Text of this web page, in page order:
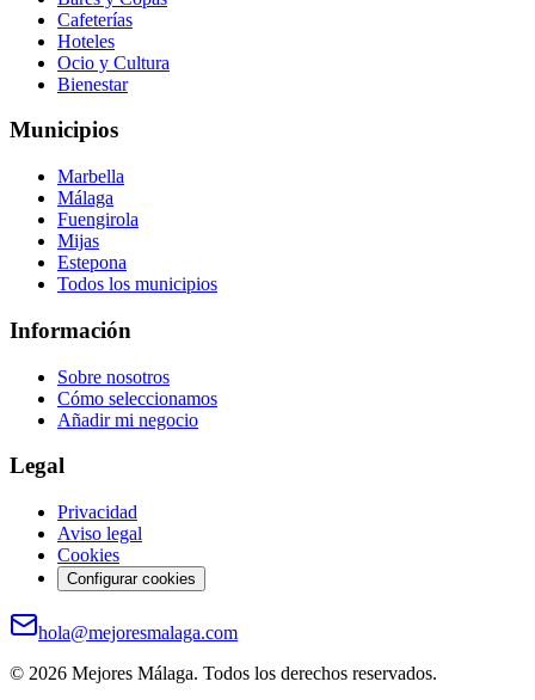
Cafeterías
Hoteles
Ocio y Cultura
Bienestar
Municipios
Marbella
Málaga
Fuengirola
Mijas
Estepona
Todos los municipios
Información
Sobre nosotros
Cómo seleccionamos
Añadir mi negocio
Legal
Privacidad
Aviso legal
Cookies
Configurar cookies
hola@mejoresmalaga.com
© 2026 Mejores Málaga. Todos los derechos reservados.